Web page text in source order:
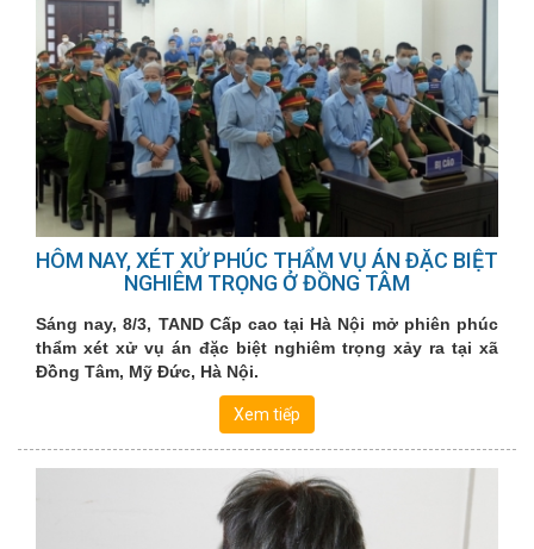
HÔM NAY, XÉT XỬ PHÚC THẨM VỤ ÁN ĐẶC BIỆT
NGHIÊM TRỌNG Ở ĐỒNG TÂM
Sáng nay, 8/3, TAND Cấp cao tại Hà Nội mở phiên phúc
thẩm xét xử vụ án đặc biệt nghiêm trọng xảy ra tại xã
Đồng Tâm, Mỹ Đức, Hà Nội.
Xem tiếp